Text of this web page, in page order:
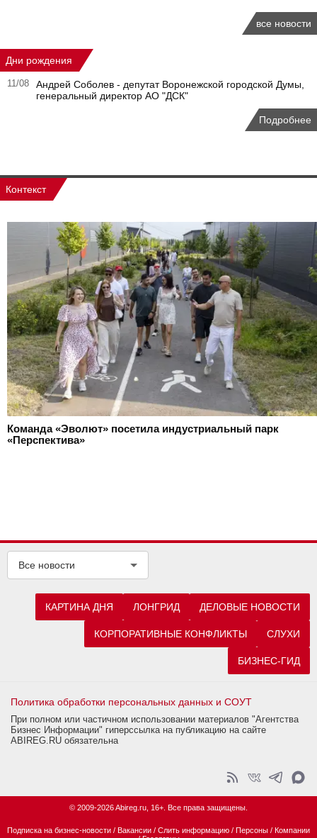
все новости
Дни рождения
11/08
Андрей Соболев - депутат Воронежской городской Думы,
генеральный директор АО "ДСК"
Подробнее
Контекст
Команда «Эволют» посетила индустриальный парк
«Перспектива»
Все новости
КАРТИНА ДНЯ ЛОНГРИД ДЕЛОВЫЕ НОВОСТИ
КОРПОРАТИВНЫЕ КОНФЛИКТЫ СЛУХИ
БИЗНЕС-ГИД
Политика обработки персональных данных и СОУТ
При полном или частичном использовании материалов "Агентства
Бизнес Информации" гиперссылка на публикацию на сайте
ABIREG.RU обязательна
© 2009-2026 Abireg.ru, 16+. Все права защищены.
Подписка на бизнес-новости / Вакансии / Слить информацию / Персоны / Компании